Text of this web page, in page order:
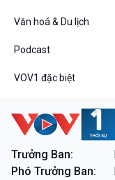
Chân dung cuộc sống
Văn hoá & Du lịch
Podcast
VOV1 đặc biệt
Trưởng Ban:
Phó Trưởng Ban: